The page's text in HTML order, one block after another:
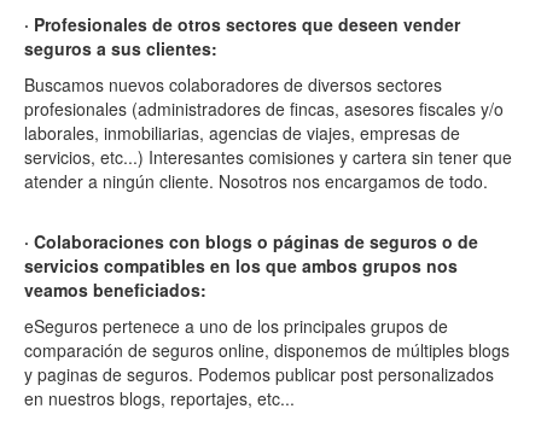
· Profesionales de otros sectores que deseen vender
seguros a sus clientes:
Buscamos nuevos colaboradores de diversos sectores
profesionales (administradores de fincas, asesores fiscales y/o
laborales, inmobiliarias, agencias de viajes, empresas de
servicios, etc...) Interesantes comisiones y cartera sin tener que
atender a ningún cliente. Nosotros nos encargamos de todo.
· Colaboraciones con blogs o páginas de seguros o de
servicios compatibles en los que ambos grupos nos
veamos beneficiados:
eSeguros pertenece a uno de los principales grupos de
comparación de seguros online, disponemos de múltiples blogs
y paginas de seguros. Podemos publicar post personalizados
en nuestros blogs, reportajes, etc...